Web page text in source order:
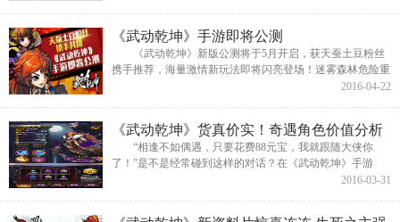
《武动乾坤》手游即将公测
《武动乾坤》新版公测将于5月开启，获天蚕土豆粉丝
携手推荐，海量激情新玩法即将闪亮登场！迷雾森林危险重
重，更有宝物多多，时装系统开启华服新玩法，天地大战拉
2016-04-22
《武动乾坤》货真价实！奇遇角色价值分析
“相逢不如偶遇，只要花费88元宝，我就跟随大侠你
了！”是不是经常碰到这样的对话？在《武动乾坤》手游
中，TA是否值得你花费重金来招募？快来随我一起来分析
2016-03-31